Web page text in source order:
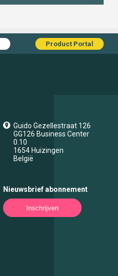
Product Portal
Guido Gezellestraat 126
GG126 Business Center
0.10
1654 Huizingen
België
Nieuwsbrief abonnement
Inschrijven